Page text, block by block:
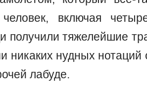
включая
получили тяжелейшие
никаких нудных
лабуде.